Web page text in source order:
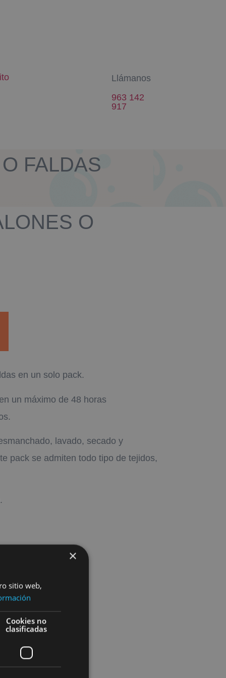
Llámanos
963 142
917
FALDAS
O
en un solo pack.
un máximo de 48 horas
lavado, secado y
pack se admiten todo tipo de tejidos,
POLO
6,00€
×
sitio web,
Cookies no
clasificadas